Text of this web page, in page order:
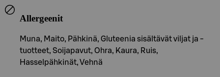
Allergeenit
Muna, Maito, Pähkinä, Gluteenia sisältävät viljat ja -
tuotteet, Soijapavut, Ohra, Kaura, Ruis,
Hasselpähkinät, Vehnä